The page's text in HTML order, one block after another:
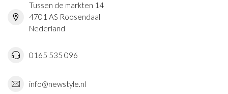
Tussen de markten 14
4701 AS Roosendaal
Nederland
0165 535 096
info@newstyle.nl